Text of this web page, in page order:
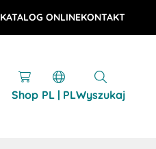
KATALOG ONLINEKONTAKT
Shop PL | PLWyszukaj